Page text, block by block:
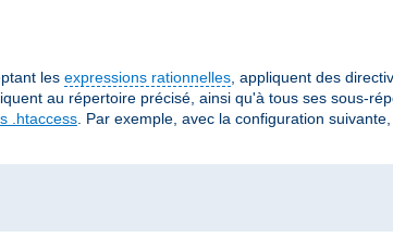
les expressions rationnelles, appliquent des
au répertoire précisé, ainsi qu'à tous ses sous-
.htaccess. Par exemple, avec la configuration